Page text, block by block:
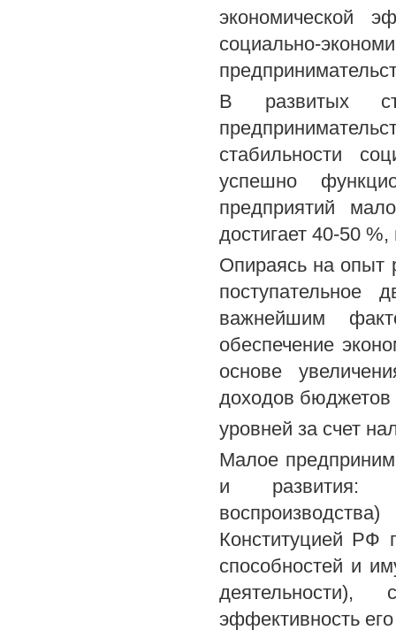
экономической
социально-
В развитых
стабильности
успешно
предприятий
достигает 40-50
Опираясь на опыт
поступательное
важнейшим
обеспечение
основе
доходов бюджетов
уровней за счет
Малое
и развития:
Конституцией РФ
способностей и
деятельности),
эффективность